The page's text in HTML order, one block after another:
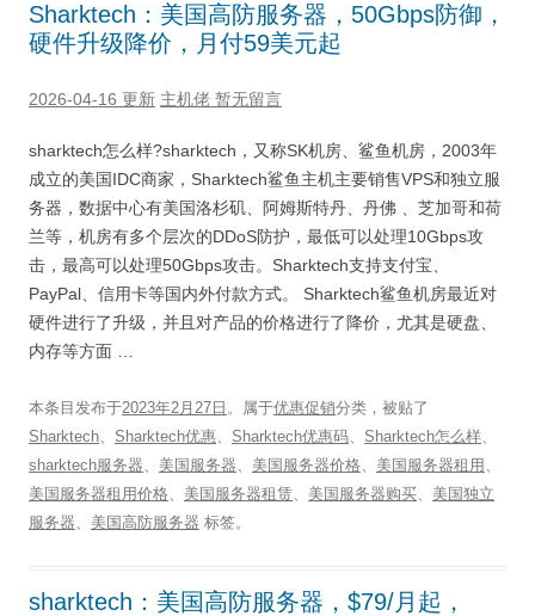
Sharktech：美国高防服务器，50Gbps防御，
硬件升级降价，月付59美元起
2026-04-16 更新 主机佬 暂无留言
sharktech怎么样?sharktech，又称SK机房、鲨鱼机房，2003年
成立的美国IDC商家，Sharktech鲨鱼主机主要销售VPS和独立服
务器，数据中心有美国洛杉矶、阿姆斯特丹、丹佛 、芝加哥和荷
兰等，机房有多个层次的DDoS防护，最低可以处理10Gbps攻
击，最高可以处理50Gbps攻击。Sharktech支持支付宝、
PayPal、信用卡等国内外付款方式。 Sharktech鲨鱼机房最近对
硬件进行了升级，并且对产品的价格进行了降价，尤其是硬盘、
内存等方面 …
本条目发布于2023年2月27日 。属于优惠促销分类，被贴了
Sharktech、 Sharktech优惠、 Sharktech优惠码、 Sharktech怎么样、
sharktech服务器、 美国服务器、 美国服务器价格、 美国服务器租用 、
美国服务器租用价格、 美国服务器租赁、 美国服务器购买、 美国独立
服务器、 美国高防服务器 标签。
sharktech：美国高防服务器，$79/月起，